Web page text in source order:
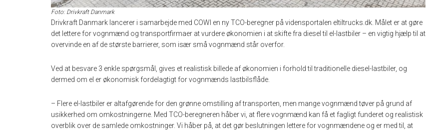
Foto: Drivkraft Danmark
Drivkraft Danmark lancerer i samarbejde med COWI en ny TCO-beregner på vidensportalen eltiltrucks.dk. Målet er at gøre
det lettere for vognmænd og transportfirmaer at vurdere økonomien i at skifte fra diesel til el-lastbiler – en vigtig hjælp til at
overvinde en af de største barrierer, som især små vognmænd står overfor.
Ved at besvare 3 enkle spørgsmål, gives et realistisk billede af økonomien i forhold til traditionelle diesel-lastbiler, og
dermed om el er økonomisk fordelagtigt for vognmænds lastbilsflåde.
– Flere el-lastbiler er altafgørende for den grønne omstilling af transporten, men mange vognmænd tøver på grund af
usikkerhed om omkostningerne. Med TCO-beregneren håber vi, at flere vognmænd kan få et fagligt funderet og realistisk
overblik over de samlede omkostninger. Vi håber på, at det gør beslutningen lettere for vognmændene og er med til, at